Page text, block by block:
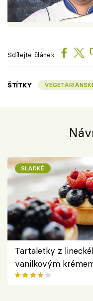
Sdílejte článek
ŠTÍTKY
SLADKÉ
Tartaletky z
vanilkovým
ovocem podle Bread